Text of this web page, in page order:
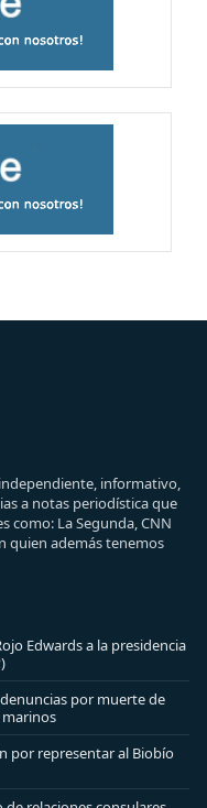
informativo,
a notas periodística que
como: La Segunda, CNN
quien además tenemos
Edwards a la presidencia
por muerte de
por representar al Biobío